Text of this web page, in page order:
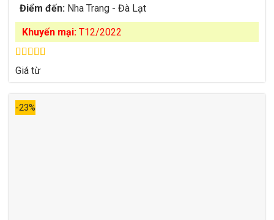
Điểm đến:Nha Trang - Đà Lạt
Khuyến mại:T12/2022
Được xếp
hạng4.86
sao
Giá từ
-23%